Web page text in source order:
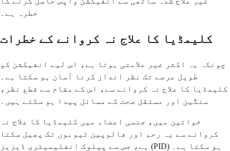
خطرہ ہے۔
کلیمڈیا کا علاج نہ کروانے کے خطرات
چونکہ یہ اکثر غیر علامتی ہوتا ہے، اس لیے انفیکشن کو
طویل عرصے تک نظر انداز کرنا آسان ہو سکتا ہے۔
کلیمڈیا کا علاج نہ کروانے سے، اس کے مقام سے قطع نظر،
سنگین اور مستقل صحت کے مسائل پیدا ہو سکتے ہیں۔
خواتین میں، جنسی اعضاء میں کلیمڈیا کا علاج نہ
کروانے سے یہ رحم اور فالوپین ٹیوبوں تک پھیل سکتا
ہے، جس سے پیلوک انفلیمیٹری ڈیزیز (PID) ہو سکتا ہے۔